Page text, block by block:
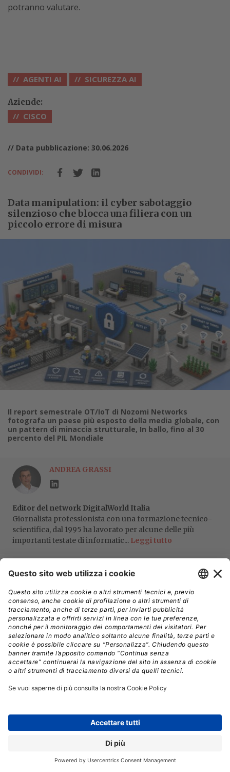
potranno valutare.
AGENTI AI SICUREZZA AI
Aziende:
CISCO
// Data pubblicazione: 30.06.2026
CONDIVIDI:
Data manipulation: il cyber sabotaggio
silenzioso che blocca una filiera con un
piccolo errore di misura
Il report semestrale OT/IoT di Nozomi Networks
fotografa un paese più esposto della media globale, con
un pattern di minaccia strutturale, In ballo, fino al 30
percento del PIL Mondiale
ANDREA GRASSI
Editor del network DigitalWorld Italia
Giornalista professionista con una formazione tecnico-
scientifica, dal 1995 ha lavorato per alcune delle più
importanti testate di informatic... Leggi tutto
L
a minaccia più insidiosa per le industrie
non chiede riscatti, non lascia tracce evidenti.
Modifica silenziosamente i parametri operativi dei
processi produttivi. E quando il danno emerge, può
essere già troppo tardi per risalire alla causa. È questo
il quadro che emerge dall’ultimo report semestrale
OT/IoT di Nozomi Networks, presentato a Milano.